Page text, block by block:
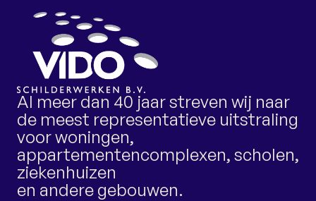
Al meer dan 40 jaar streven wij naar
de meest representatieve uitstraling
voor woningen,
appartementencomplexen, scholen,
ziekenhuizen
en andere gebouwen.